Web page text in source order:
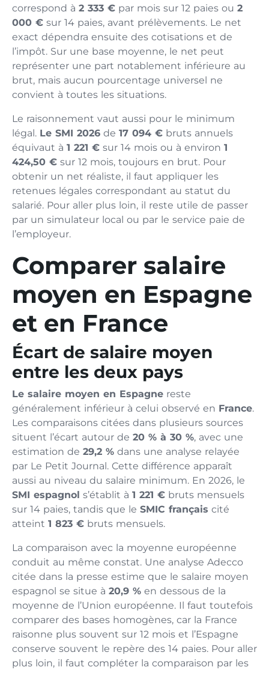
correspond à 2 333 € par mois sur 12 paies ou 2
000 € sur 14 paies, avant prélèvements. Le net
exact dépendra ensuite des cotisations et de
l’impôt. Sur une base moyenne, le net peut
représenter une part notablement inférieure au
brut, mais aucun pourcentage universel ne
convient à toutes les situations.
Le raisonnement vaut aussi pour le minimum
légal. Le SMI 2026 de 17 094 € bruts annuels
équivaut à 1 221 € sur 14 mois ou à environ 1
424,50 € sur 12 mois, toujours en brut. Pour
obtenir un net réaliste, il faut appliquer les
retenues légales correspondant au statut du
salarié. Pour aller plus loin, il reste utile de passer
par un simulateur local ou par le service paie de
l’employeur.
Comparer salaire
moyen en Espagne
et en France
Écart de salaire moyen
entre les deux pays
Le salaire moyen en Espagne reste
généralement inférieur à celui observé en France.
Les comparaisons citées dans plusieurs sources
situent l’écart autour de 20 % à 30 %, avec une
estimation de 29,2 % dans une analyse relayée
par Le Petit Journal. Cette différence apparaît
aussi au niveau du salaire minimum. En 2026, le
SMI espagnol s’établit à 1 221 € bruts mensuels
sur 14 paies, tandis que le SMIC français cité
atteint 1 823 € bruts mensuels.
La comparaison avec la moyenne européenne
conduit au même constat. Une analyse Adecco
citée dans la presse estime que le salaire moyen
espagnol se situe à 20,9 % en dessous de la
moyenne de l’Union européenne. Il faut toutefois
comparer des bases homogènes, car la France
raisonne plus souvent sur 12 mois et l’Espagne
conserve souvent le repère des 14 paies. Pour aller
plus loin, il faut compléter la comparaison par les